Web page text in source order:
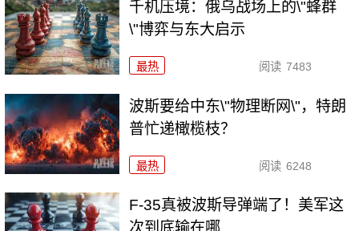
千机压境：俄乌战场上的\"蜂群
\"博弈与东大启示
最热 阅读 7483
波斯要给中东\"物理断网\"，特朗
普忙递橄榄枝？
最热 阅读 6248
F-35真被波斯导弹端了！美军这